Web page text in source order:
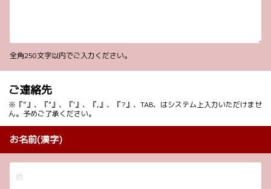
全角250文字以内でご入力ください。
ご連絡先
※『”』、『"』、『'』、『,』、『?』、TAB、はシステム上入力いただけませ
ん。予めご了承ください。
お名前(漢字)